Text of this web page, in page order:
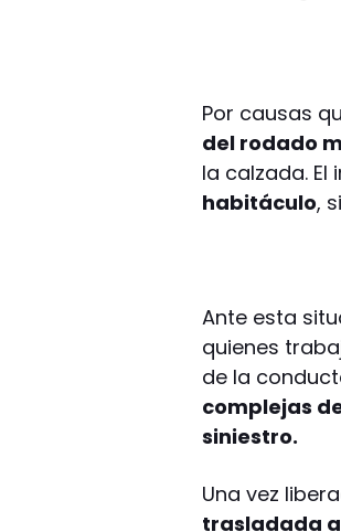
Por causas
del rodado
la calzada.
habitáculo,
Ante esta
quienes
de la
complejas
siniestro.
Una vez
trasladada